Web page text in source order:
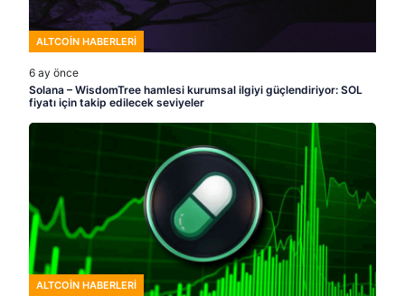
ALTCOIN HABERLERI
6 ay önce
Solana – WisdomTree hamlesi kurumsal ilgiyi güçlendiriyor: SOL
fiyatı için takip edilecek seviyeler
ALTCOIN HABERLERI